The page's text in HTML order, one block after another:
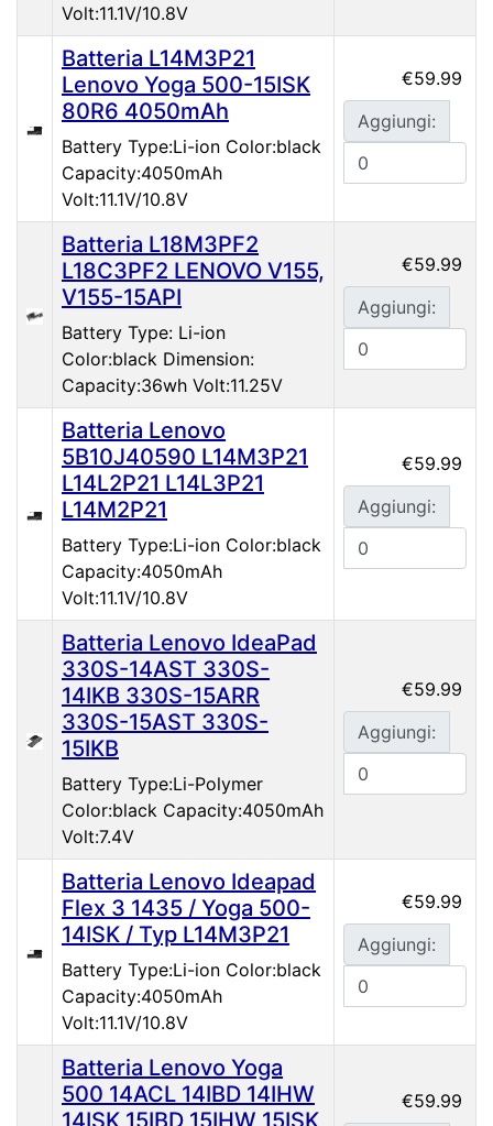
Volt:11.1V/10.8V
Batteria L14M3P21
Lenovo Yoga 500-15ISK
80R6 4050mAh
Battery Type:Li-ion Color:black
Capacity:4050mAh
Volt:11.1V/10.8V
€59.99
Aggiungi:
Batteria L18M3PF2
L18C3PF2 LENOVO V155,
V155-15API
Battery Type: Li-ion
Color:black Dimension:
Capacity:36wh Volt:11.25V
€59.99
Aggiungi:
Batteria Lenovo
5B10J40590 L14M3P21
L14L2P21 L14L3P21
L14M2P21
Battery Type:Li-ion Color:black
Capacity:4050mAh
Volt:11.1V/10.8V
€59.99
Aggiungi:
Batteria Lenovo IdeaPad
330S-14AST 330S-
14IKB 330S-15ARR
330S-15AST 330S-
15IKB
Battery Type:Li-Polymer
Color:black Capacity:4050mAh
Volt:7.4V
€59.99
Aggiungi:
Batteria Lenovo Ideapad
Flex 3 1435 / Yoga 500-
14ISK / Typ L14M3P21
Battery Type:Li-ion Color:black
Capacity:4050mAh
Volt:11.1V/10.8V
€59.99
Aggiungi:
Batteria Lenovo Yoga
500 14ACL 14IBD 14IHW
14ISK 15IBD 15IHW 15ISK
€59.99